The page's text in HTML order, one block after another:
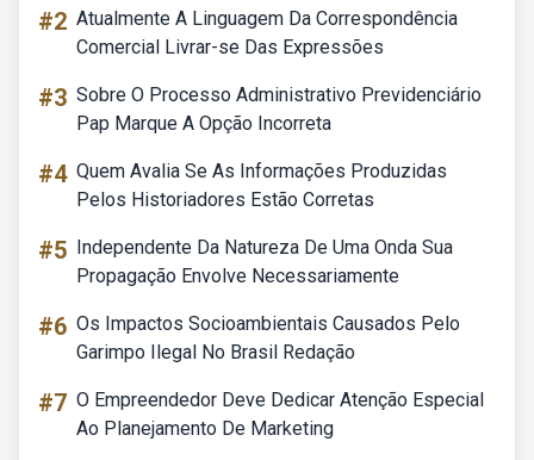
#2 Atualmente A Linguagem Da Correspondência
Comercial Livrar-se Das Expressões
#3 Sobre O Processo Administrativo Previdenciário
Pap Marque A Opção Incorreta
#4 Quem Avalia Se As Informações Produzidas
Pelos Historiadores Estão Corretas
#5 Independente Da Natureza De Uma Onda Sua
Propagação Envolve Necessariamente
#6 Os Impactos Socioambientais Causados Pelo
Garimpo Ilegal No Brasil Redação
#7 O Empreendedor Deve Dedicar Atenção Especial
Ao Planejamento De Marketing